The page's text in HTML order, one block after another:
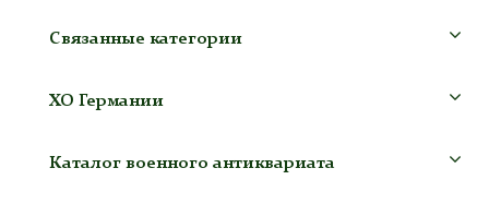
Связанные категории
ХО Германии
Каталог военного антиквариата